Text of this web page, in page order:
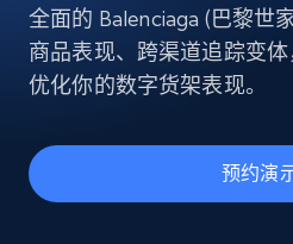
全面的 Balenciaga (巴黎世
商品表现、跨渠道追踪变
优化你的数字货架表现。
预约演